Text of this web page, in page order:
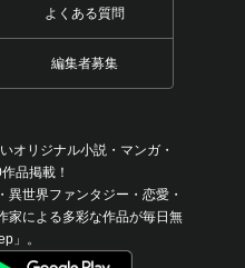
よくある質問
編集者募集
オリジナル小説・マンガ・
品掲載！
異世界ファンタジー・恋愛・
家による多彩な作品が毎日無
」。